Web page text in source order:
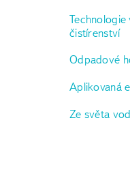
čistírenství
Odpadové
Aplikovaná
Ze světa